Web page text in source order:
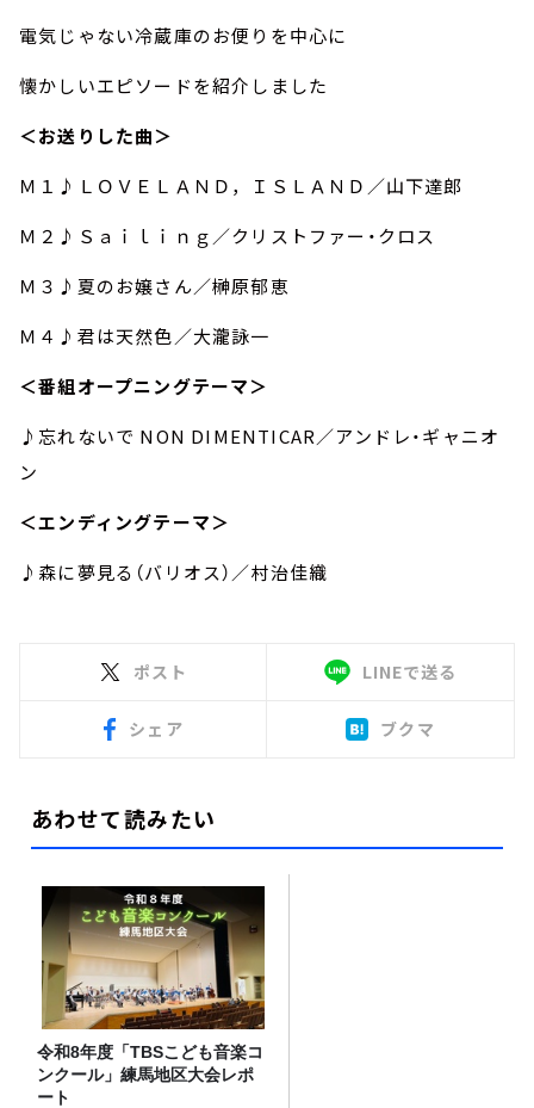
電気じゃない冷蔵庫のお便りを中心に
懐かしいエピソードを紹介しました
＜お送りした曲＞
Ｍ１♪ＬＯＶＥＬＡＮＤ，ＩＳＬＡＮＤ／山下達郎
Ｍ２♪Ｓａｉｌｉｎｇ／クリストファー・クロス
Ｍ３♪夏のお嬢さん／榊原郁恵
Ｍ４♪君は天然色／大瀧詠一
＜番組オープニングテーマ＞
♪忘れないで NON DIMENTICAR／アンドレ・ギャニオ
ン
＜エンディングテーマ＞
♪森に夢見る（バリオス）／村治佳織
ポスト LINEで送る
シェア ブクマ
あわせて読みたい
令和8年度「TBSこども音楽コ
ンクール」練馬地区大会レポ
ート